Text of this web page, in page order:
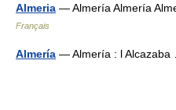
Almeria — Almería Almería
Français
Almería — Almería : l